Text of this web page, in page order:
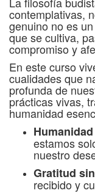
contemplativas,
genuino no es
que se cultiva,
compromiso y
En este curso
cualidades que
profunda de
prácticas vivas,
humanidad
estamos
nuestro
Gratitud
recibido y